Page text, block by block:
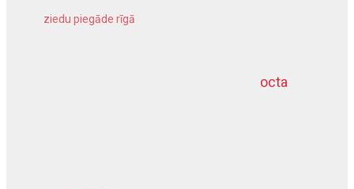
octa
ziedu piegāde rīgā
dziļurbums